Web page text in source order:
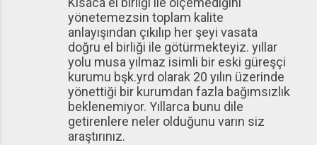
yönetemezsin toplam kalite
anlayışından çıkılıp her şeyi vasata
doğru el birliği ile götürmekteyiz. yıllar
yolu musa yılmaz isimli bir eski güreşçi
kurumu bşk.yrd olarak 20 yılın üzerinde
yönettiği bir kurumdan fazla bağımsızlık
beklenemiyor. Yıllarca bunu dile
getirenlere neler olduğunu varın siz
araştırınız.